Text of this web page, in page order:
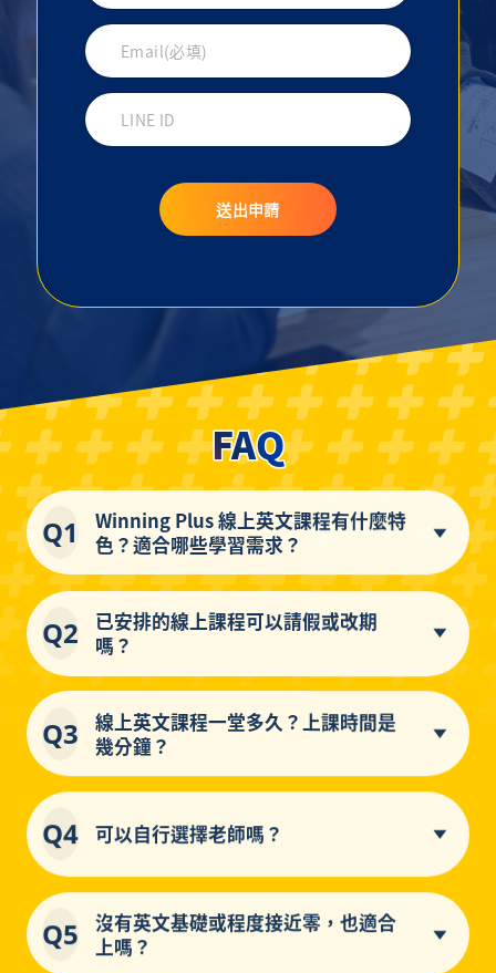
送出申請
FAQ
Q1
Winning Plus 線上英文課程有什麼特
色？適合哪些學習需求？
Q2
已安排的線上課程可以請假或改期
嗎？
Q3
線上英文課程一堂多久？上課時間是
幾分鐘？
Q4 可以自行選擇老師嗎？
Q5
沒有英文基礎或程度接近零，也適合
上嗎？